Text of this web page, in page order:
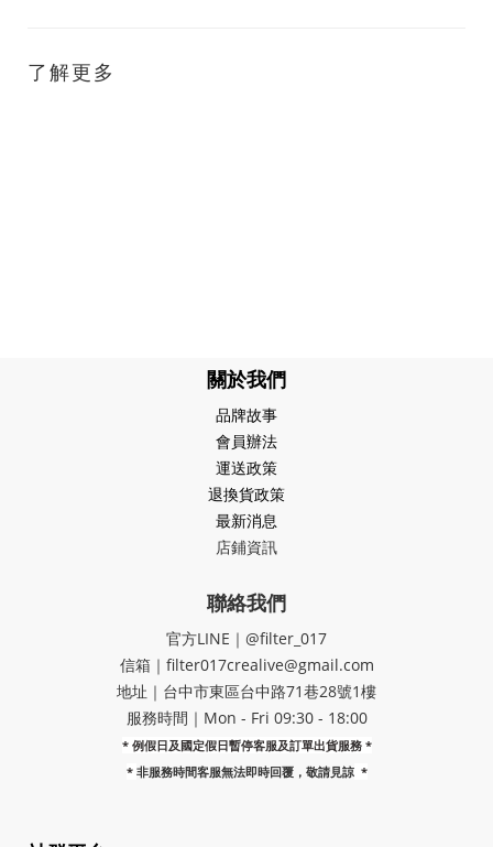
了解更多
關於我們
品牌故事
會員辦法
運送政策
退換貨政策
最新消息
店鋪資訊
聯絡我們
官方LINE｜@filter_017
信箱｜filter017crealive@gmail.com
地址｜​台中市東區台中路71巷28號1樓
服務時間｜Mon - Fri 09:30 - 18:00
* 例假日及國定假日暫停客服及訂單出貨服務 *
* 非服務時間客服無法即時回覆，敬請見諒 *